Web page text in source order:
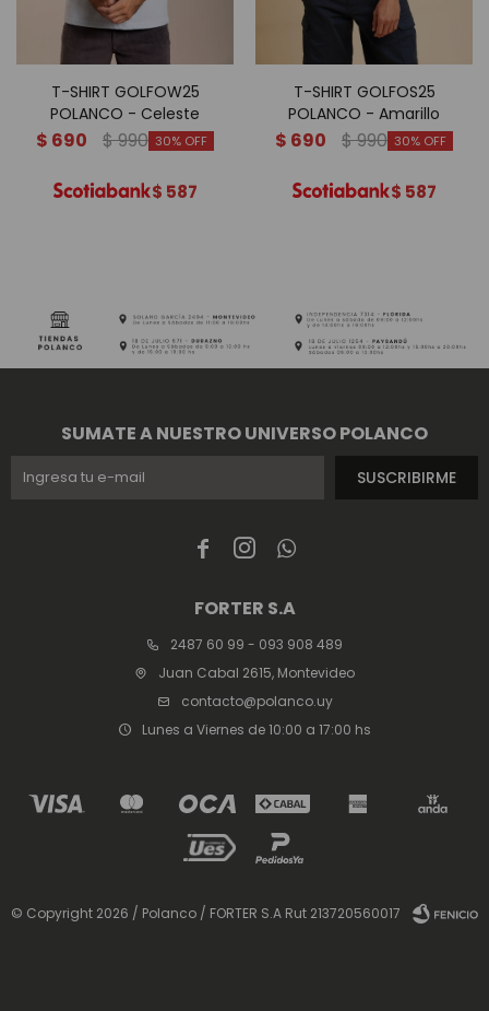
T-SHIRT GOLFOW25
POLANCO - Celeste
$ 690 $990 30
$ 587
T-SHIRT GOLFOS25
POLANCO - Amarillo
$ 690 $990 30
$ 587
  
FORTER S.A
2487 60 99 - 093 908 489
Juan Cabal 2615, Montevideo
contacto@polanco.uy
Lunes a Viernes de 10:00 a 17:00 hs
SUMATE A NUESTRO UNIVERSO POLANCO
SUSCRIBIRME
© Copyright 2026 / Polanco / FORTER S.A Rut 213720560017